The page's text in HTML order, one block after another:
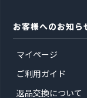
お客様へのお知ら
マイページ
ご利用ガイド
返品交換について